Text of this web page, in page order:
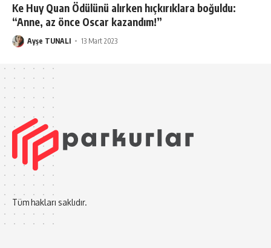
Ke Huy Quan Ödülünü alırken hıçkırıklara boğuldu:
“Anne, az önce Oscar kazandım!”
Ayşe TUNALI 13 Mart 2023
Tüm hakları saklıdır.